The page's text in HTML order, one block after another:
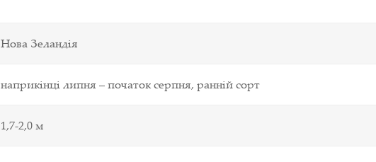
Нова Зеландія
наприкінці липня – початок серпня, ранній сорт
1,7-2,0м